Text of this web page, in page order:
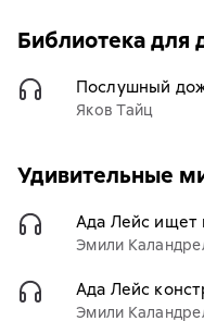
Библиотека для
Послушный
Яков Тайц
Удивительные
Ада Лейс ищет
Эмили
Ада Лейс
Эмили